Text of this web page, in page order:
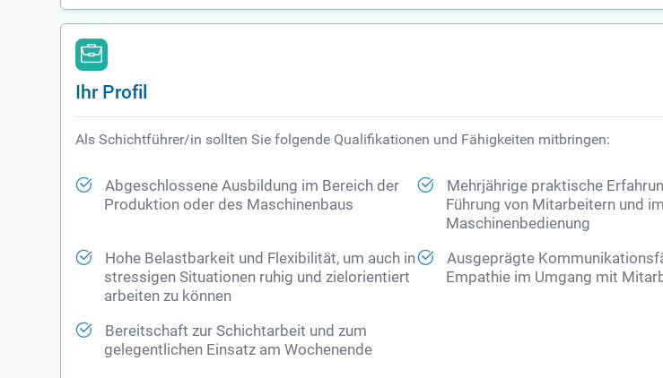
Ihr Profil
Als Schichtführer/in sollten Sie folgende Qualifikationen und Fähigkeiten mitbringen:
Abgeschlossene Ausbildung im Bereich der
Produktion oder des Maschinenbaus
Mehrjährige praktische
Führung von Mitarbeitern und
Maschinenbedienung
Hohe Belastbarkeit und Flexibilität, um auch in
stressigen Situationen ruhig und zielorientiert
arbeiten zu können
Ausgeprägte
Empathie im Umgang mit
Bereitschaft zur Schichtarbeit und zum
gelegentlichen Einsatz am Wochenende